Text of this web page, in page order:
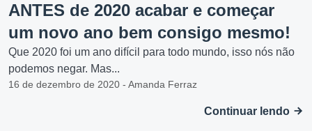
ANTES de 2020 acabar e começar
um novo ano bem consigo mesmo!
Que 2020 foi um ano difícil para todo mundo, isso nós não
podemos negar. Mas...
16 de dezembro de 2020 - Amanda Ferraz
Continuar lendo